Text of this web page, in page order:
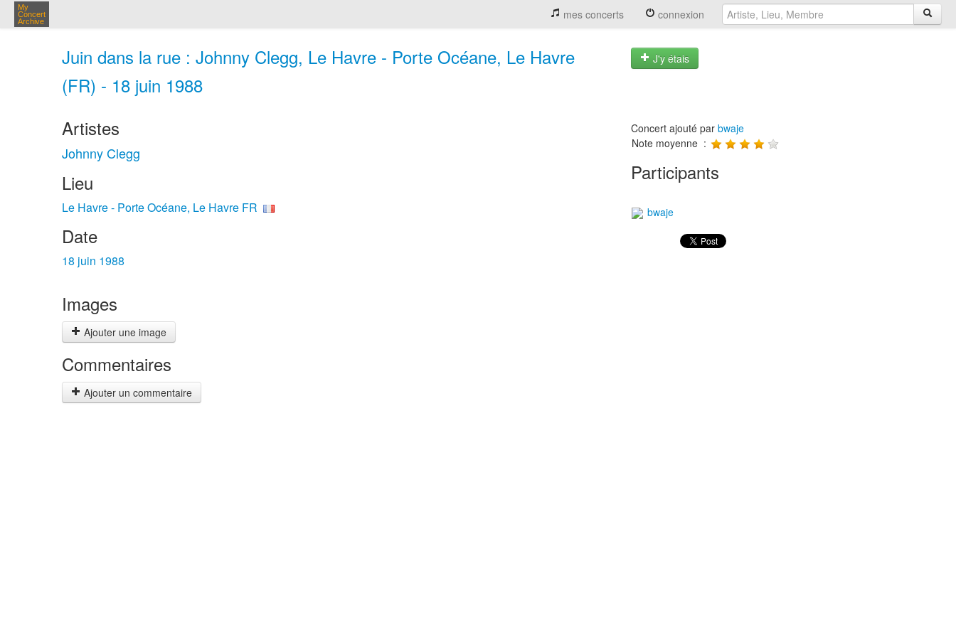
My
Concert
Archive
mes concerts connexion
Juin dans la rue : Johnny Clegg, Le Havre - Porte Océane, Le Havre
(FR) - 18 juin 1988
J'y étais
Artistes
Johnny Clegg
Lieu
Le Havre - Porte Océane, Le Havre FR
Date
18 juin 1988
Images
Ajouter une image
Commentaires
Ajouter un commentaire
Concert ajouté par bwaje
Note moyenne :
Participants
bwaje